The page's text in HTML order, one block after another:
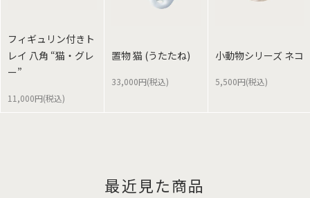
フィギュリン付きト
レイ 八角 “猫・グレ
ー”
11,000円(税込)
置物 猫 (うたたね)
33,000円(税込)
小動物シリーズ ネコ
5,500円(税込)
最近見た商品